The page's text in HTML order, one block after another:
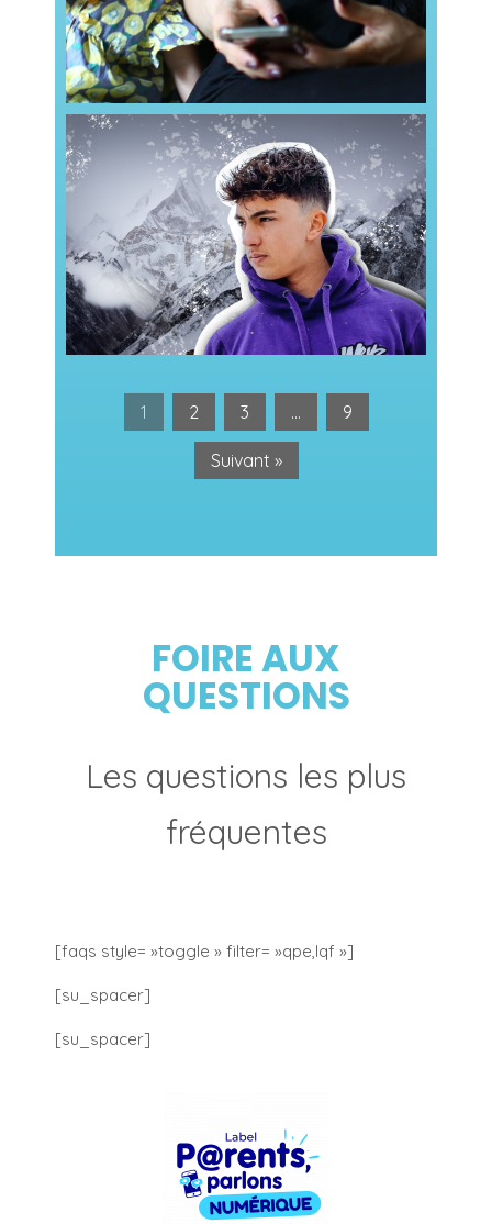
Smartphones et parentalité : rester
connecté sans se déconnecter des
enfants
Nous consultons notre smartphone en moyenne
Les rumeurs sur Inoxtag et l’ascension
du Mont Everest
Inoxtag et l’ascenscion de l’Everest : des rumeurs
qui atteignent des sommetsRead more
1 2 3 … 9
Suivant »
FOIRE AUX
QUESTIONS
Les questions les plus
fréquentes
[faqs style= »toggle » filter= »qpe,lqf »]
[su_spacer]
[su_spacer]